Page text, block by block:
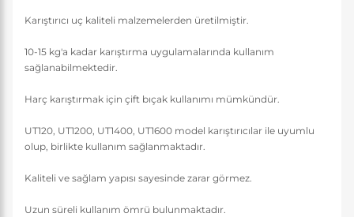
Karıştırıcı uç kaliteli malzemelerden üretilmiştir.
10-15 kg'a kadar karıştırma uygulamalarında kullanım
sağlanabilmektedir.
Harç karıştırmak için çift bıçak kullanımı mümkündür.
UT120, UT1200, UT1400, UT1600 model karıştırıcılar ile uyumlu
olup, birlikte kullanım sağlanmaktadır.
Kaliteli ve sağlam yapısı sayesinde zarar görmez.
Uzun süreli kullanım ömrü bulunmaktadır.